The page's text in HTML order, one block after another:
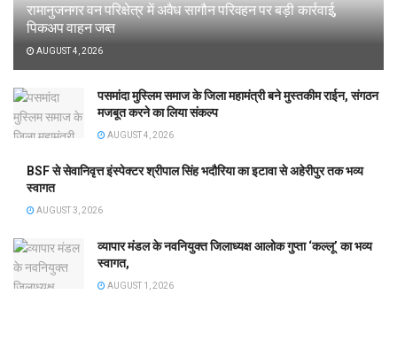
रामानुजनगर वन परिक्षेत्र में अवैध सागौन परिवहन पर बड़ी कार्रवाई,
पिकअप वाहन जब्त
AUGUST 4, 2026
पसमांदा मुस्लिम समाज के जिला महामंत्री बने मुस्तकीम राईन, संगठन
मजबूत करने का लिया संकल्प
AUGUST 4, 2026
BSF से सेवानिवृत्त इंस्पेक्टर श्रीपाल सिंह भदौरिया का इटावा से अहेरीपुर तक भव्य
स्वागत
AUGUST 3, 2026
व्यापार मंडल के नवनियुक्त जिलाध्यक्ष आलोक गुप्ता ‘कल्लू’ का भव्य
स्वागत,
AUGUST 1, 2026